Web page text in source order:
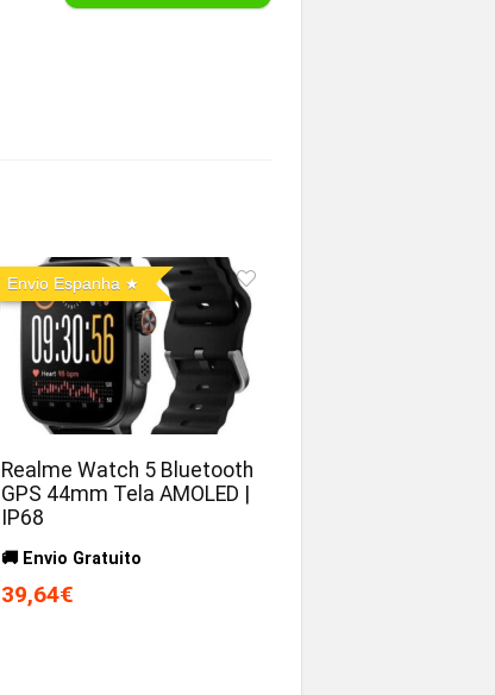
Envio Espanha
Realme Watch 5 Bluetooth
GPS 44mm Tela AMOLED |
IP68
🚚 Envio Gratuito
39,64€